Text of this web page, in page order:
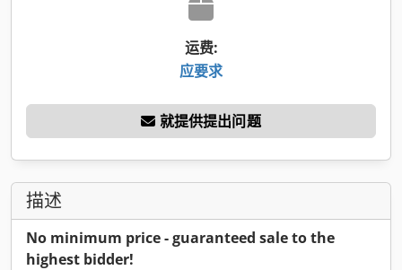
运费:
应要求
就提供提出问题
描述
No minimum price - guaranteed sale to the
highest bidder!